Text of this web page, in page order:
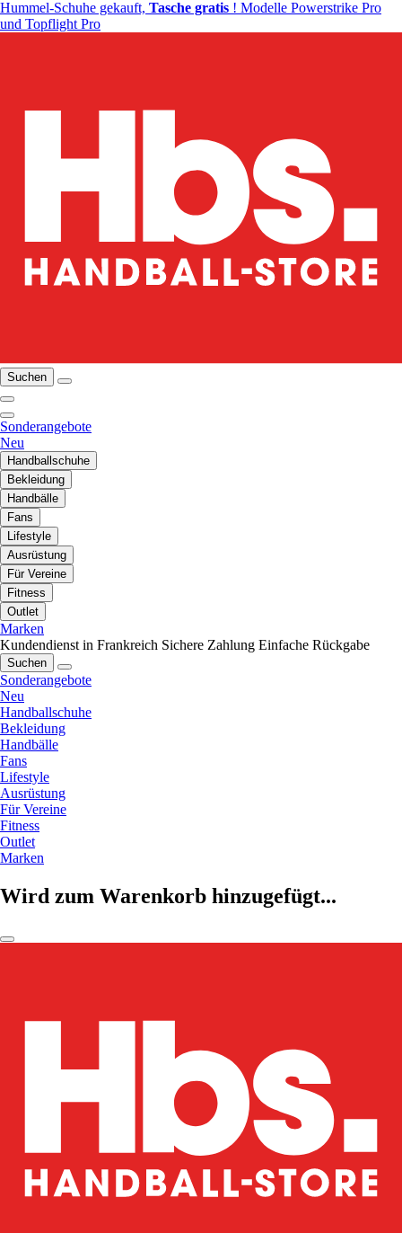
Hummel-Schuhe gekauft, Tasche gratis ! Modelle Powerstrike Pro
und Topflight Pro
Suchen
Sonderangebote
Neu
Handballschuhe
Bekleidung
Handbälle
Fans
Lifestyle
Ausrüstung
Für Vereine
Fitness
Outlet
Marken
Kundendienst in Frankreich Sichere Zahlung Einfache Rückgabe
Suchen
Sonderangebote
Neu
Handballschuhe
Bekleidung
Handbälle
Fans
Lifestyle
Ausrüstung
Für Vereine
Fitness
Outlet
Marken
Wird zum Warenkorb hinzugefügt...